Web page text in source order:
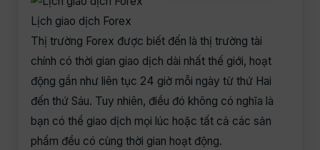
Lịch giao dịch Forex
Thị trường Forex được biết đến là thị trường tài
chính có thời gian giao dịch dài nhất thế giới, hoạt
động gần như liên tục 24 giờ mỗi ngày từ thứ Hai
đến thứ Sáu. Tuy nhiên, điều đó không có nghĩa là
bạn có thể giao dịch mọi lúc hoặc tất cả các sản
phẩm đều có cùng thời gian hoạt động.